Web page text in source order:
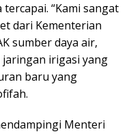
“Kami sangat
dari Kementerian
sumber daya air,
irigasi yang
baru yang
Menteri